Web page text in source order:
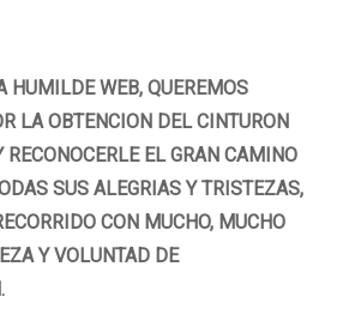
HUMILDE WEB, QUEREMOS
LA OBTENCION DEL CINTURON
RECONOCERLE EL GRAN CAMINO
SUS ALEGRIAS Y TRISTEZAS,
CON MUCHO, MUCHO
Y VOLUNTAD DE